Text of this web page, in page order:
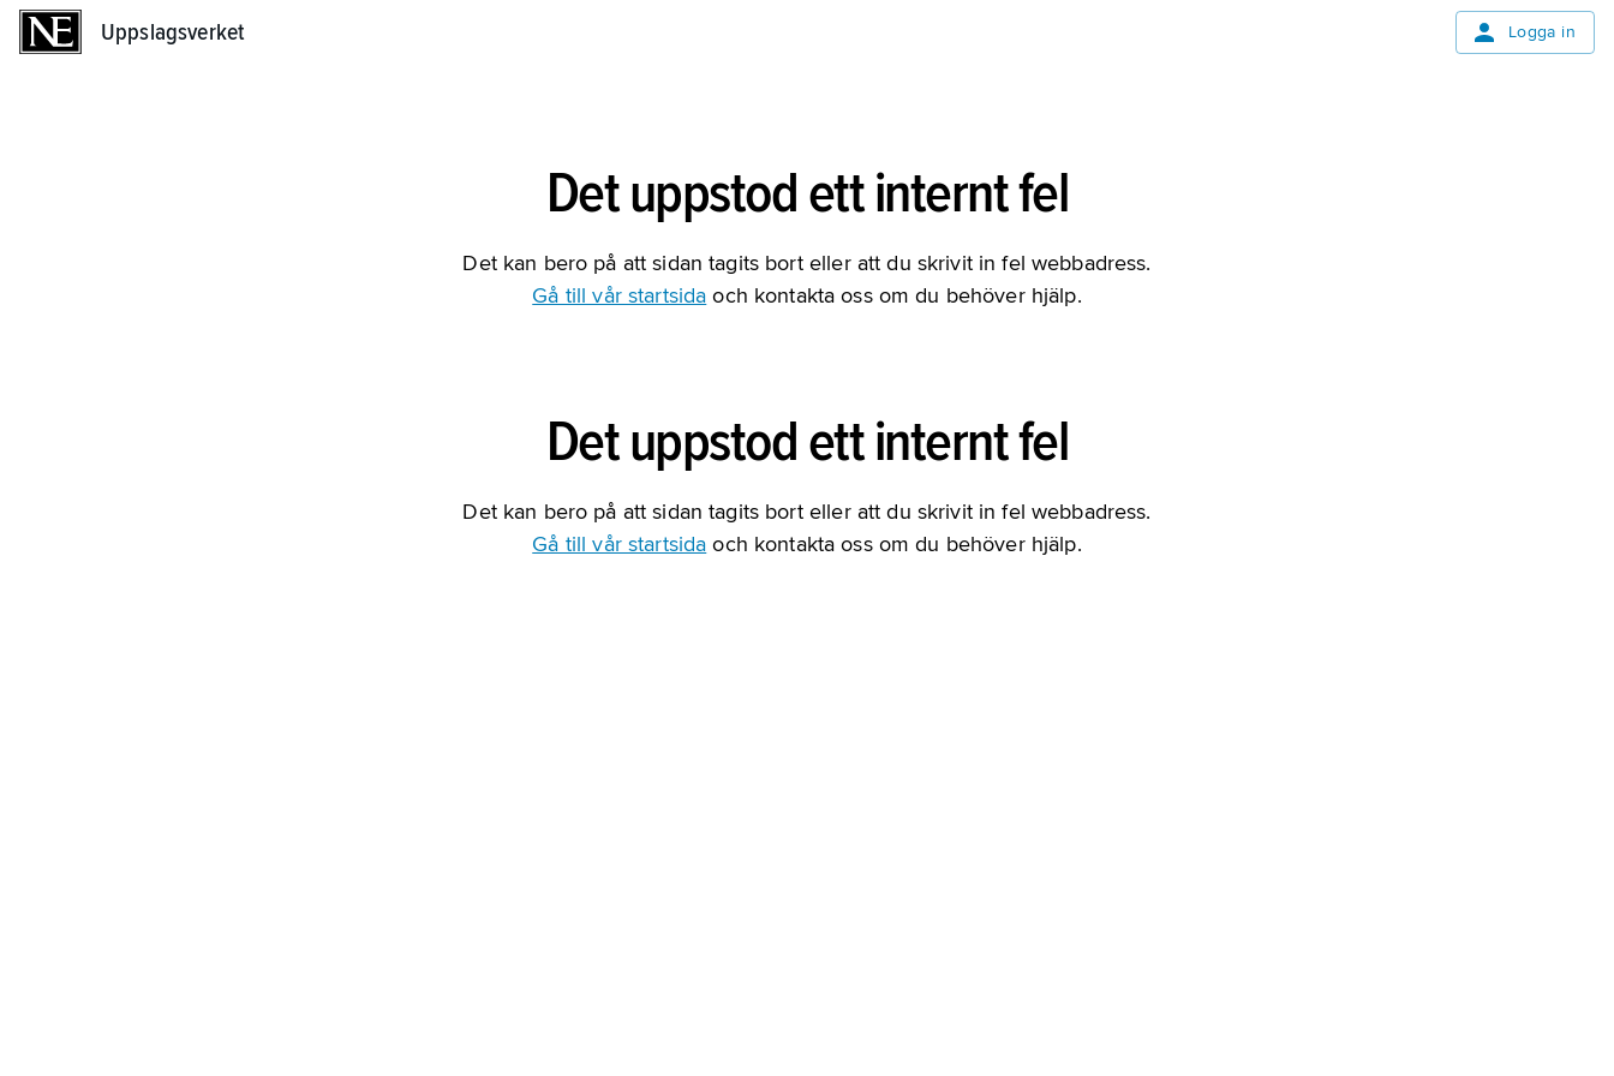
Uppslagsverket Logga in
Det uppstod ett internt fel
Det kan bero på att sidan tagits bort eller att du skrivit in fel webbadress.
Gå till vår startsida och kontakta oss om du behöver hjälp.
Det uppstod ett internt fel
Det kan bero på att sidan tagits bort eller att du skrivit in fel webbadress.
Gå till vår startsida och kontakta oss om du behöver hjälp.